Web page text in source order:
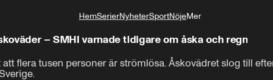
HemSerierNyheterSportNöjeMer
Livsstil
– SMHI varnade tidigare om åska och regn
flera tusen personer är strömlösa. Åskovädret slog till